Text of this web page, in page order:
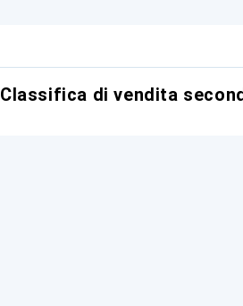
Classifica di vendita